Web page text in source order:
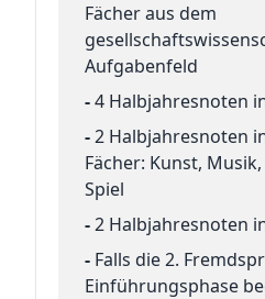
Fächer aus dem
Aufgabenfeld
-4 Halbjahresnoten
-2 Halbjahresnoten
Fächer: Kunst,
Spiel
-2 Halbjahresnoten
- Falls die 2.
Einführungsphase